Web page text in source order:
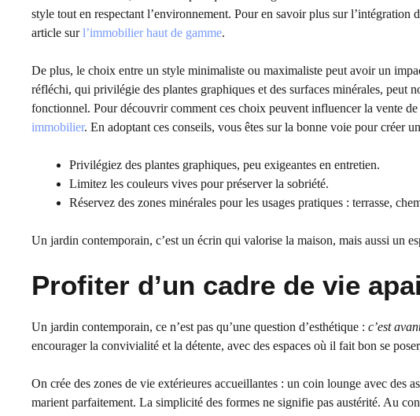
style tout en respectant l’environnement. Pour en savoir plus sur
article surl’immobilier haut de gamme.
De plus, le choix entre un style minimaliste ou maximaliste peut avoir un
réfléchi, qui privilégie des plantes graphiques et des surfaces minérales, peut
fonctionnel. Pour découvrir comment ces choix peuvent influencer la vente
immobilier. En adoptant ces conseils, vous êtes sur la bonne voie pour créer
Privilégiez des plantes graphiques, peu exigeantes en entretien.
Limitez les couleurs vives pour préserver la sobriété.
Réservez des zones minérales pour les usages pratiques : terrasse,
Un jardin contemporain, c’est un écrin qui valorise la maison, mais aussi un
Profiter d’un cadre de vie
Un jardin contemporain, ce n’est pas qu’une question d’esthétique : c’est
encourager la convivialité et la détente, avec des espaces où il fait bon se
On crée des zones de vie extérieures accueillantes : un coin lounge avec des
marient parfaitement. La simplicité des formes ne signifie pas austérité. Au